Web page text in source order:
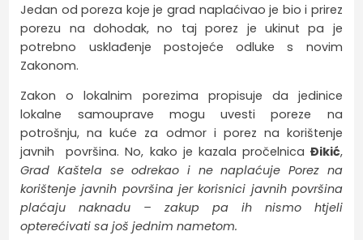
Jedan od poreza koje je grad naplaćivao je bio i prirez
porezu na dohodak, no taj porez je ukinut pa je
potrebno usklađenje postojeće odluke s novim
Zakonom.
Zakon o lokalnim porezima propisuje da jedinice
lokalne samouprave mogu uvesti poreze na
potrošnju, na kuće za odmor i porez na korištenje
javnih površina. No, kako je kazala pročelnica Đikić,
Grad Kaštela se odrekao i ne naplaćuje Porez na
korištenje javnih površina jer korisnici javnih površina
plaćaju naknadu – zakup pa ih nismo htjeli
opterećivati sa još jednim nametom.